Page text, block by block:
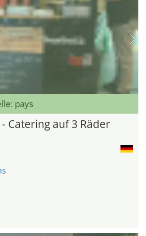
pays
Catering auf 3 Räder